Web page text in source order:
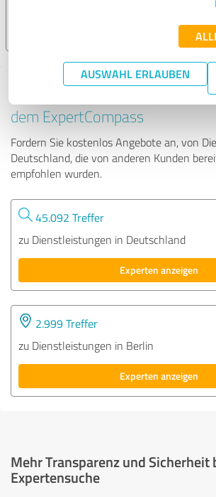
AUSWAHL ERLAUBEN
Tipp: Die passenden Experten
dem ExpertCompass
Fordern Sie kostenlos Angebote an, von
Deutschland, die von anderen Kunden
empfohlen wurden.
45.092 Treffer
zu Dienstleistungen in Deutschland
Experten anzeigen
2.999 Treffer
zu Dienstleistungen in Berlin
Experten anzeigen
Mehr Transparenz und Sicherheit
Expertensuche